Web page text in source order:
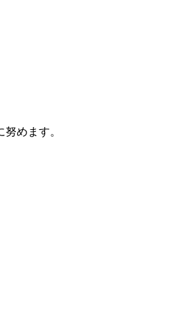
めます。